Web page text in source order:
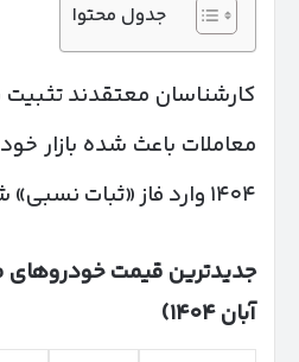
جدول محتوا
کارشناسان معتقدند
معاملات باعث شده بازار
۱۴۰۴ وارد فاز «ثبات نسبی» شود.
جدیدترین قیمت خودروهای
آبان۱۴۰۴)